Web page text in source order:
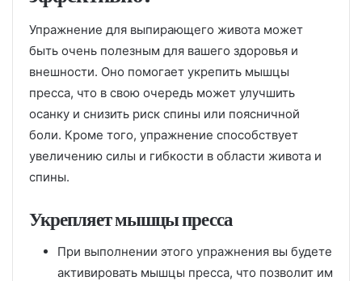
Упражнение для выпирающего живота может
быть очень полезным для вашего здоровья и
внешности. Оно помогает укрепить мышцы
пресса, что в свою очередь может улучшить
осанку и снизить риск спины или поясничной
боли. Кроме того, упражнение способствует
увеличению силы и гибкости в области живота и
спины.
Укрепляет мышцы пресса
При выполнении этого упражнения вы будете
активировать мышцы пресса, что позволит им